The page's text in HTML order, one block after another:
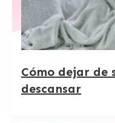
Cómo dejar de
descansar